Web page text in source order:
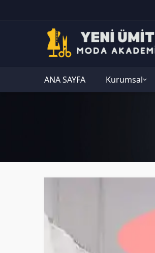
ANA SAYFA Kurumsal